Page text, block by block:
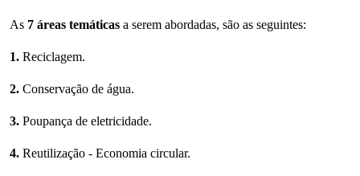
As 7 áreas temáticas a serem abordadas, são as seguintes:
1. Reciclagem.
2. Conservação de água.
3. Poupança de eletricidade.
4. Reutilização - Economia circular.